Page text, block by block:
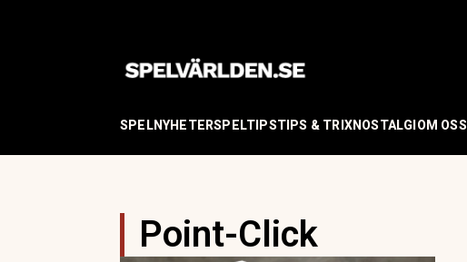
SPELNYHETERSPELTIPSTIPS & TRIXNOSTALGIOM OSS
Point-Click